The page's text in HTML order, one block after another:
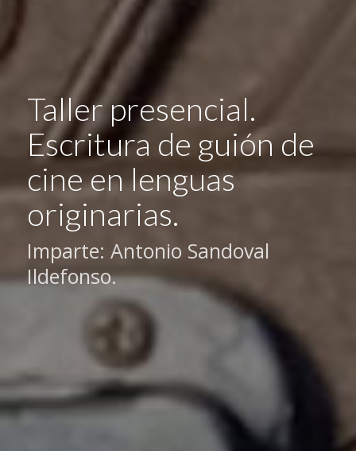
Taller presencial.
Escritura de guión de
cine en lenguas
originarias.
Imparte: Antonio Sandoval
Ildefonso.